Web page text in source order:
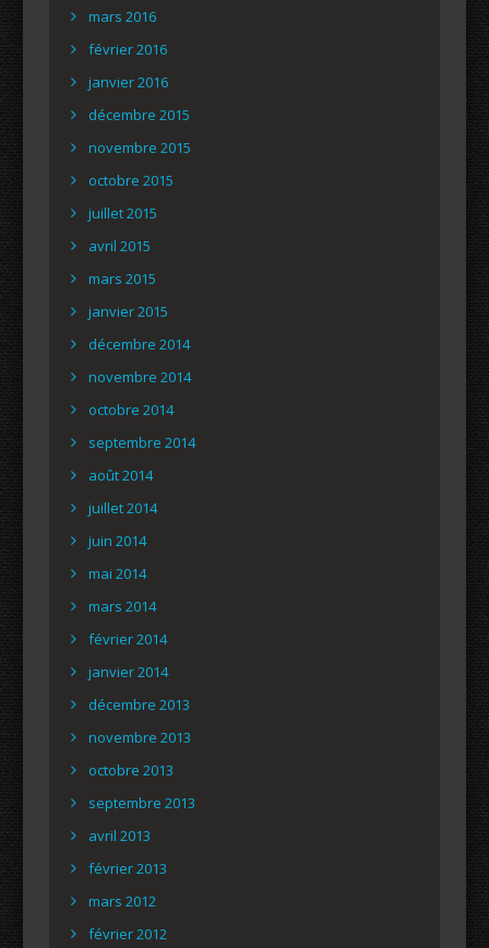
mars 2016
février 2016
janvier 2016
décembre 2015
novembre 2015
octobre 2015
juillet 2015
avril 2015
mars 2015
janvier 2015
décembre 2014
novembre 2014
octobre 2014
septembre 2014
août 2014
juillet 2014
juin 2014
mai 2014
mars 2014
février 2014
janvier 2014
décembre 2013
novembre 2013
octobre 2013
septembre 2013
avril 2013
février 2013
mars 2012
février 2012